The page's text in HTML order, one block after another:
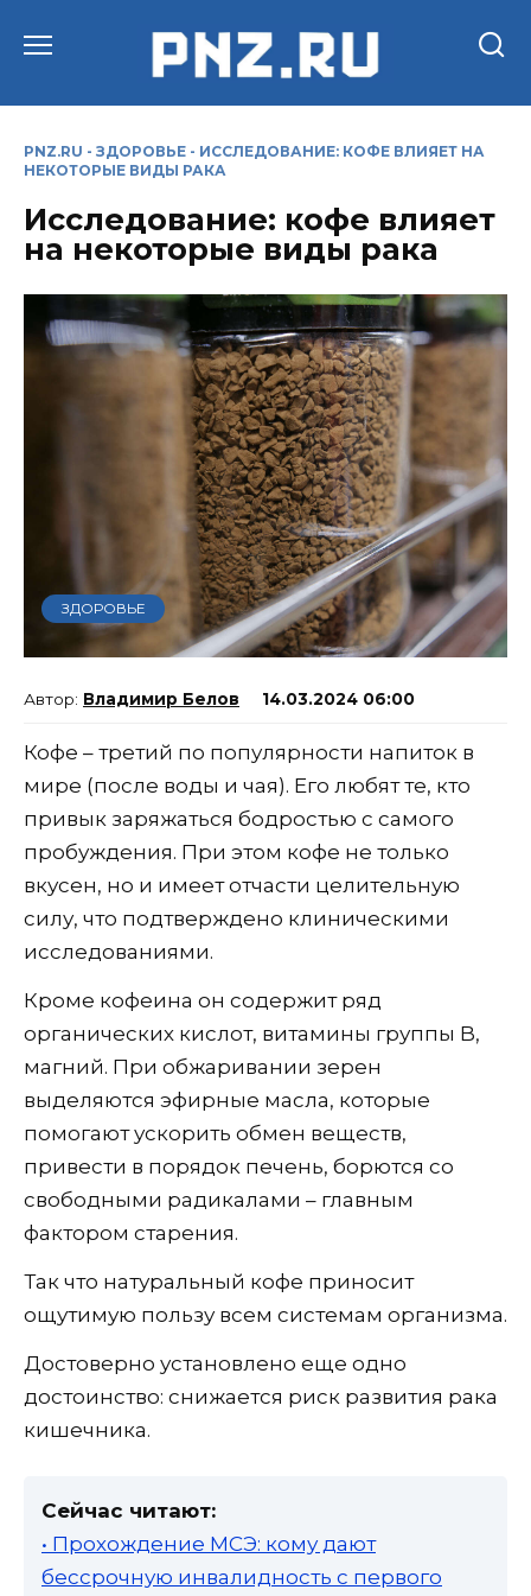
PNZ.RU - ЗДОРОВЬЕ - ИССЛЕДОВАНИЕ: КОФЕ ВЛИЯЕТ НА
НЕКОТОРЫЕ ВИДЫ РАКА
Исследование: кофе влияет
на некоторые виды рака
ЗДОРОВЬЕ
Владимир Белов 14.03.2024 06:00
Кофе – третий по популярности напиток в
мире (после воды и чая). Его любят те, кто
привык заряжаться бодростью с самого
пробуждения. При этом кофе не только
вкусен, но и имеет отчасти целительную
силу, что подтверждено клиническими
исследованиями.
Кроме кофеина он содержит ряд
органических кислот, витамины группы B,
магний. При обжаривании зерен
выделяются эфирные масла, которые
помогают ускорить обмен веществ,
привести в порядок печень, борются со
свободными радикалами – главным
фактором старения.
Так что натуральный кофе приносит
ощутимую пользу всем системам организма.
Достоверно установлено еще одно
достоинство: снижается риск развития рака
кишечника.
Сейчас читают:
• Прохождение МСЭ: кому дают
бессрочную инвалидность с первого